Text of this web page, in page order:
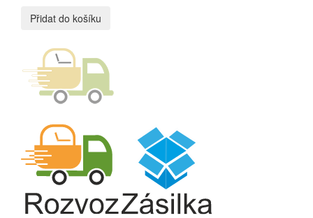
Přidat do košíku